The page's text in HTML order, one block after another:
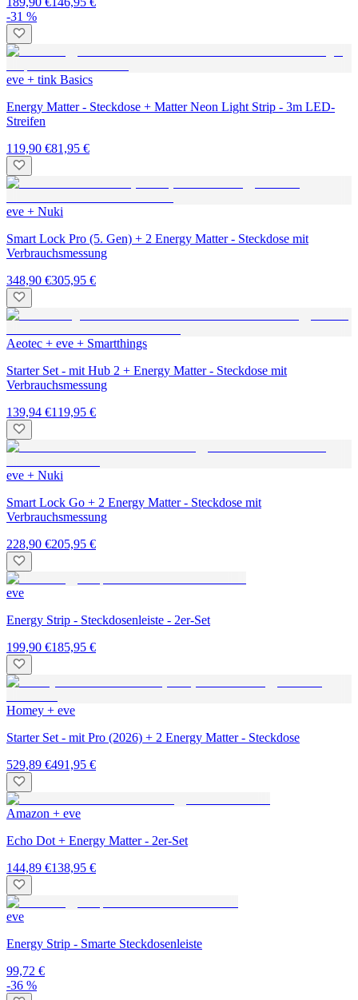
-31 %
eve + tink Basics
Energy Matter - Steckdose + Matter Neon Light Strip - 3m LED-
Streifen
119,90 €81,95 €
eve + Nuki
Smart Lock Pro (5. Gen) + 2 Energy Matter - Steckdose mit
Verbrauchsmessung
348,90 €305,95 €
Aeotec + eve + Smartthings
Starter Set - mit Hub 2 + Energy Matter - Steckdose mit
Verbrauchsmessung
139,94 €119,95 €
eve + Nuki
Smart Lock Go + 2 Energy Matter - Steckdose mit
Verbrauchsmessung
228,90 €205,95 €
eve
Energy Strip - Steckdosenleiste - 2er-Set
199,90 €185,95 €
Homey + eve
Starter Set - mit Pro (2026) + 2 Energy Matter - Steckdose
529,89 €491,95 €
Amazon + eve
Echo Dot + Energy Matter - 2er-Set
144,89 €138,95 €
eve
Energy Strip - Smarte Steckdosenleiste
99,72 €
-36 %